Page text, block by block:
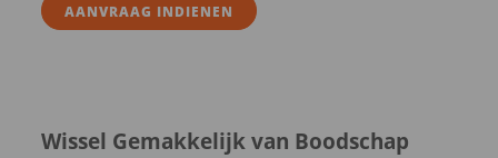
AANVRAAG INDIENEN
Wissel Gemakkelijk van Boodschap